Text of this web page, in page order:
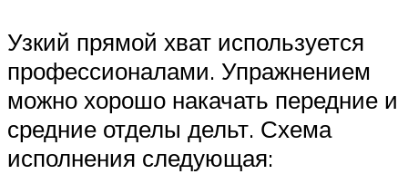
Узкий прямой хват используется
профессионалами. Упражнением
можно хорошо накачать передние и
средние отделы дельт. Схема
исполнения следующая: